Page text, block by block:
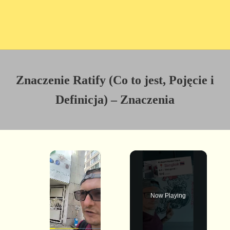
Znaczenie Ratify (Co to jest, Pojęcie i
Definicja) – Znaczenia
×
Now Playing